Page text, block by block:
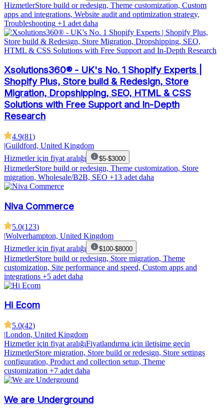
HizmetlerStore build or redesign, Theme customization, Custom
apps and integrations, Website audit and optimization strategy,
Troubleshooting +1 adet daha
Xsolutions360® - UK's No. 1 Shοpify Experts |
Shοpify Plus, Store build & Redesign, Store
Migration, Dropshipping, SEO, HTML & CSS
Solutions with Free Support and In-Depth
Research
4.9(81)
|Guildford, United Kingdom
Hizmetler için fiyat aralığı
$5-$3000
HizmetlerStore build or redesign, Theme customization, Store
migration, Wholesale/B2B, SEO +13 adet daha
Niva Commerce
5.0(123)
|Wolverhampton, United Kingdom
Hizmetler için fiyat aralığı
$100-$8000
HizmetlerStore build or redesign, Store migration, Theme
customization, Site performance and speed, Custom apps and
integrations +5 adet daha
Hi Ecom
5.0(42)
|London, United Kingdom
Hizmetler için fiyat aralığıFiyatlandırma için iletişime geçin
HizmetlerStore migration, Store build or redesign, Store settings
configuration, Product and collection setup, Theme
customization +7 adet daha
We are Underground